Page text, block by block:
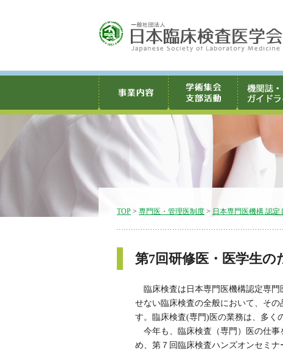
TOP > 専門医・管理医制度 > 日本専門医機構 認
第7回研修医・医学生
臨床検査は日本専門医機構認定専門
せない臨床検査の全般において、そ
す。臨床検査(専門)医の業務は、多く
今年も、臨床検査（専門）医の仕事
め、第７回臨床検査ハンズオンセミ